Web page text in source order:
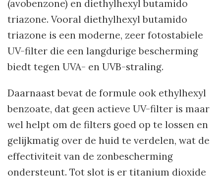
(avobenzone) en diethylhexyl butamido
triazone. Vooral diethylhexyl butamido
triazone is een moderne, zeer fotostabiele
UV-filter die een langdurige bescherming
biedt tegen UVA- en UVB-straling.
Daarnaast bevat de formule ook ethylhexyl
benzoate, dat geen actieve UV-filter is maar
wel helpt om de filters goed op te lossen en
gelijkmatig over de huid te verdelen, wat de
effectiviteit van de zonbescherming
ondersteunt. Tot slot is er titanium dioxide